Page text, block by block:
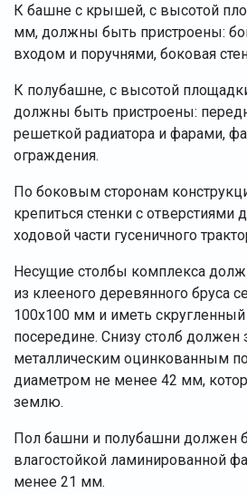
К башне с крышей, с высотой
мм, должны быть пристроены:
входом и поручнями, боковая
К полубашне, с высотой
должны быть пристроены:
решеткой радиатора и фарами,
ограждения.
По боковым сторонам
крепиться стенки с отверстиями
ходовой части гусеничного
Несущие столбы комплекса
из клееного деревянного бруса
100х100 мм и иметь
посередине. Снизу столб должен
металлическим оцинкованным
диаметром не менее 42 мм,
землю.
Пол башни и полубашни должен
влагостойкой ламинированной
менее 21 мм.